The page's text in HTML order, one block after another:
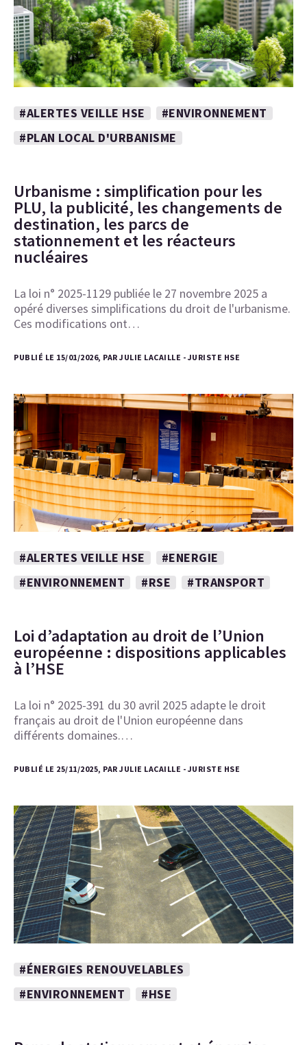
#ALERTES VEILLE HSE
#ENVIRONNEMENT
#PLAN LOCAL D'URBANISME
Urbanisme : simplification pour les
PLU, la publicité, les changements de
destination, les parcs de
stationnement et les réacteurs
nucléaires
La loi n° 2025-1129 publiée le 27 novembre 2025 a
opéré diverses simplifications du droit de l'urbanisme.
Ces modifications ont…
PUBLIÉ LE 15/01/2026, PAR JULIE LACAILLE - JURISTE HSE
#ALERTES VEILLE HSE
#ENERGIE
#ENVIRONNEMENT
#RSE #TRANSPORT
Loi d’adaptation au droit de l’Union
européenne : dispositions applicables
à l’HSE
La loi n° 2025-391 du 30 avril 2025 adapte le droit
français au droit de l'Union européenne dans
différents domaines.…
PUBLIÉ LE 25/11/2025, PAR JULIE LACAILLE - JURISTE HSE
#ÉNERGIES RENOUVELABLES
#ENVIRONNEMENT
#HSE